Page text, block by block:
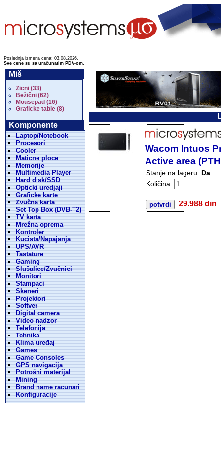
Poslednja izmena cena: 03.08.2026.
Sve cene su sa uračunatim PDV-om.
Miš
Zicni (33)
Bežični (62)
Mousepad (16)
Graficke table (8)
Komponente
Laptop/Notebook
Procesori
Cooler
Maticne ploce
Memorije
Multimedia Player
Hard disk/SSD
Opticki uredjaji
Graficke karte
Zvučna karta
Set Top Box (DVB-T2)
TV karta
Mrežna oprema
Kontroler
Kucista/Napajanja
UPS/AVR
Tastature
Gaming
Slušalice/Zvučnici
Monitori
Stampaci
Skeneri
Projektori
Softver
Digital camera
Video nadzor
Telefonija
Tehnika
Klima uređaj
Games
Game Consoles
GPS navigacija
Potrošni materijal
Mining
Brand name racunari
Konfiguracije
Wacom Intuos
Active area
Stanje na lageru: Da
Količina:
29.988 din